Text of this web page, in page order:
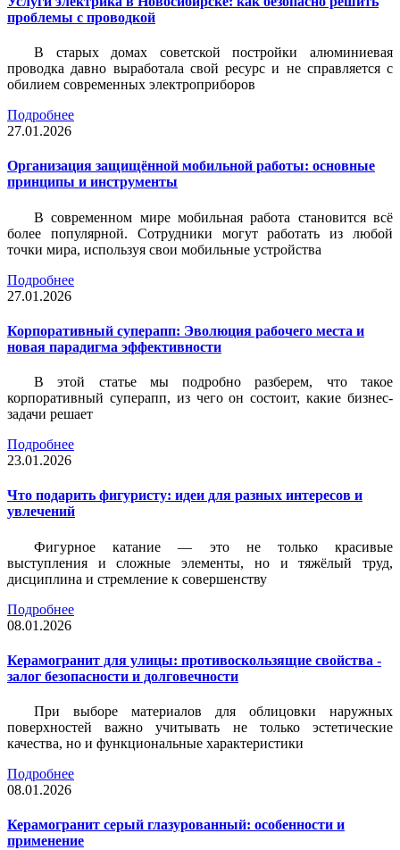
проблемы с проводкой
В старых домах советской постройки алюминиевая
проводка давно выработала свой ресурс и не справляется с
обилием современных электроприборов
Подробнее
27.01.2026
Организация защищённой мобильной работы: основные
принципы и инструменты
В современном мире мобильная работа становится всё
более популярной. Сотрудники могут работать из любой
точки мира, используя свои мобильные устройства
Подробнее
27.01.2026
Корпоративный суперапп: Эволюция рабочего места и
новая парадигма эффективности
В этой статье мы подробно разберем, что такое
корпоративный суперапп, из чего он состоит, какие бизнес-
задачи решает
Подробнее
23.01.2026
Что подарить фигуристу: идеи для разных интересов и
увлечений
Фигурное катание — это не только красивые
выступления и сложные элементы, но и тяжёлый труд,
дисциплина и стремление к совершенству
Подробнее
08.01.2026
Керамогранит для улицы: противоскользящие свойства -
залог безопасности и долговечности
При выборе материалов для облицовки наружных
поверхностей важно учитывать не только эстетические
качества, но и функциональные характеристики
Подробнее
08.01.2026
Керамогранит серый глазурованный: особенности и
применение